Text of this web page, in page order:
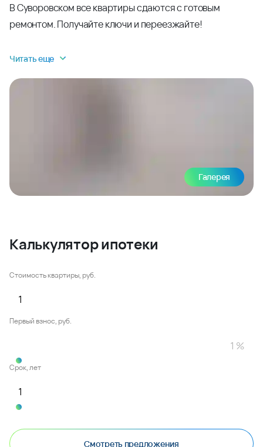
В Суворовском все квартиры сдаются с готовым
ремонтом. Получайте ключи и переезжайте!
Читать еще
Галерея
Калькулятор ипотеки
Стоимость квартиры, руб.
Первый взнос, руб.
Срок, лет
Смотреть предложения